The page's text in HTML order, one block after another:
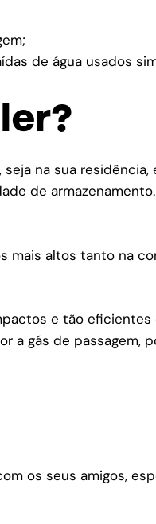
de água usados
na sua
de
altos tanto na
e tão
a gás de passagem,
os seus amigos,